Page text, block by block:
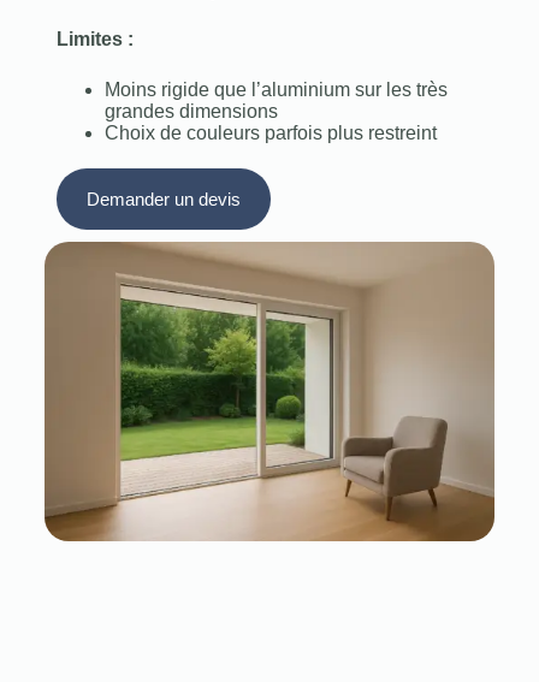
Limites :
Moins rigide que l’aluminium sur les très
grandes dimensions
Choix de couleurs parfois plus restreint
Demander un devis